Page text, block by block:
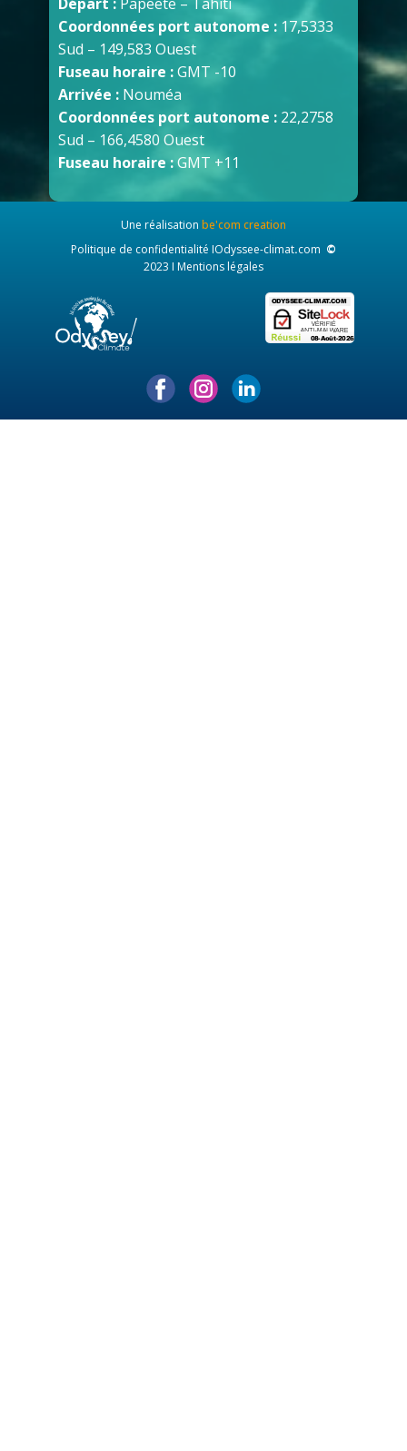
Coordonnées port autonome : 17,5333
Sud – 149,583 Ouest
Fuseau horaire :GMT -10
Arrivée : Nouméa
Coordonnées port autonome : 22,2758
Sud – 166,4580 Ouest
Fuseau horaire :GMT +11
Une réalisation be'com creation
Politique de confidentialité IOdyssee-climat.com ©
2023 I Mentions légales